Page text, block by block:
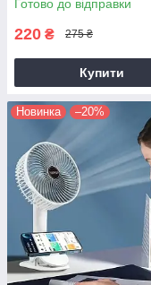
акумуляторі
Готово до відправки
220 ₴ 275 ₴
Купити
Новинка –20%